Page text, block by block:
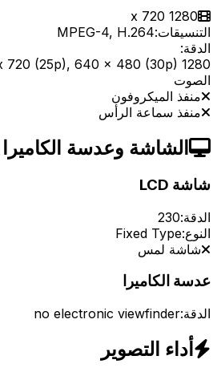
1280 x 720
التنسيقات:MPEG-4, H.264
الدقة:
1280 x 720 (25p), 640 x 480 (30p)
الصوت
منفذ الميكروفون
منفذ سماعة الرأس
الشاشة وعدسة الكاميرا
شاشة LCD
الدقة:230
النوع:Fixed Type
شاشة لمس
عدسة الكاميرا
الدقة:no electronic viewfinder
أداء التصوير